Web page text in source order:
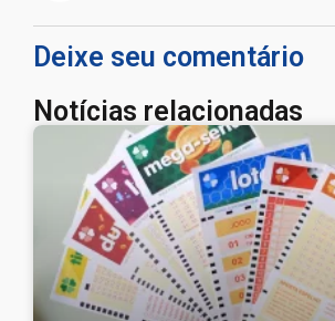
linguagem”, afirma.
Fonte(s):Portal de Noticias Barueri
Equipe Barueri Online
Deixe seu comentário
Notícias relacionadas